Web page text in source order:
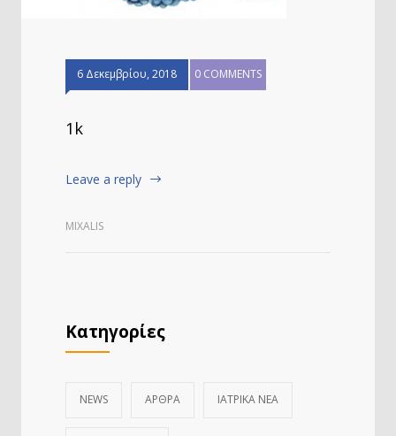
6 Δεκεμβρίου, 2018 0 COMMENTS
1k
Leave a reply
MIXALIS
Κατηγορίες
NEWS ΑΡΘΡΑ ΙΑΤΡΙΚΆ ΝΈΑ